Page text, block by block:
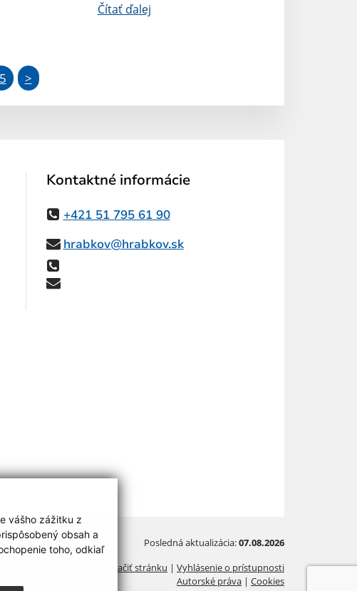
vášho zážitku z
obsah a
toho, odkiaľ
Čítať ďalej
>
Kontaktné informácie
+421 51 795 61 90
hrabkov@hrabkov.sk
Posledná aktualizácia:07.08.2026
Vytlačiť stránku | Vyhlásenie o prístupnosti
Autorské práva | Cookies